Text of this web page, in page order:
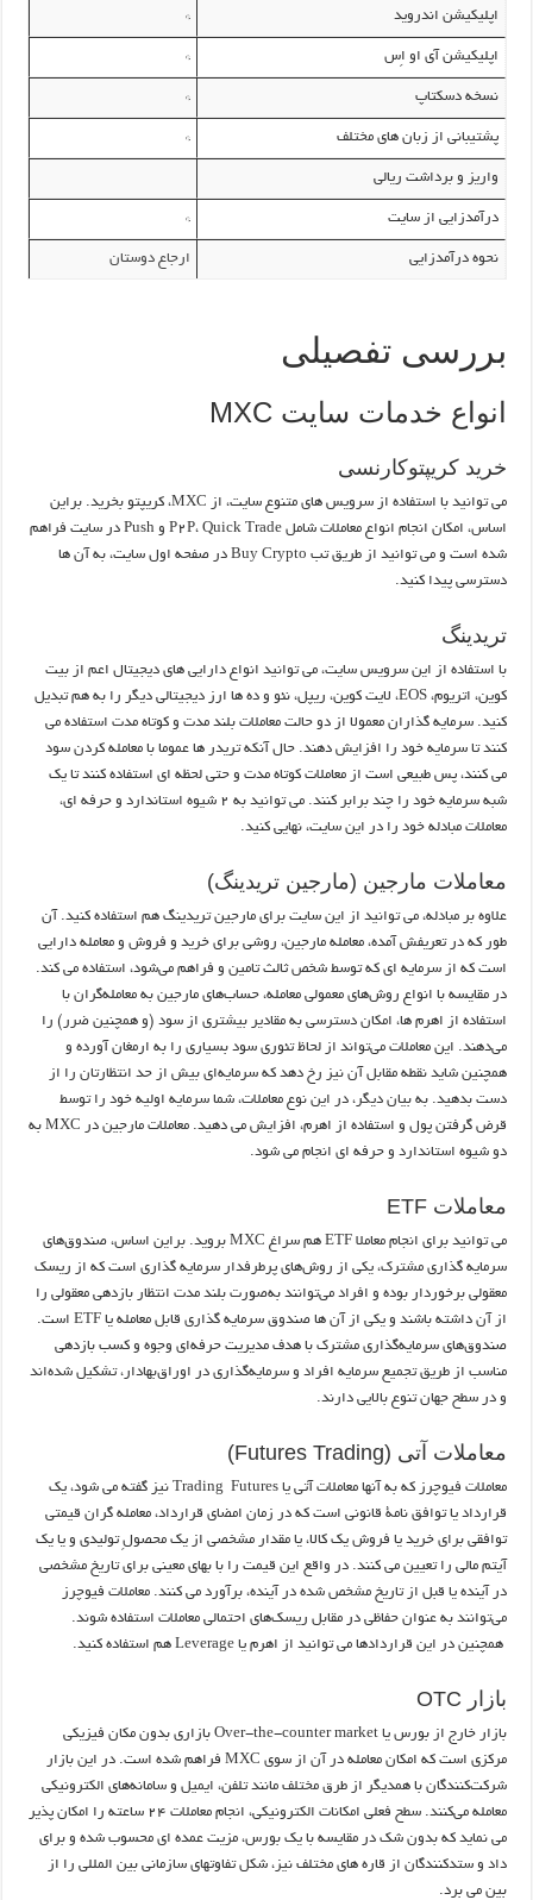
اپلیکیشن اندروید *
اپلیکیشن آی او اِس *
نسخه دسکتاپ *
پشتیبانی از زبان های مختلف *
واریز و برداشت ریالی
درآمدزایی از سایت *
نحوه درآمدزایی ارجاع دوستان
بررسی تفصیلی
انواع خدمات سایت MXC
خرید کریپتوکارنسی
می توانید با استفاده از سرویس های متنوع سایت، از MXC، کریپتو بخرید. براین
اساس، امکان انجام انواع معاملات شامل P2P، Quick Trade و Push در سایت فراهم
شده است و می توانید از طریق تب Buy Crypto در صفحه اول سایت، به آن ها
دسترسی پیدا کنید.
تریدینگ
با استفاده از این سرویس سایت، می توانید انواع دارایی های دیجیتال اعم از بیت
کوین، اتریوم، EOS، لایت کوین، ریپل، نئو و ده ها ارز دیجیتالی دیگر را به هم تبدیل
کنید. سرمایه گذاران معمولا از دو حالت معاملات بلند مدت و کوتاه مدت استفاده می
کنند تا سرمایه خود را افزایش دهند. حال آنکه تریدر ها عموما با معامله کردن سود
می کنند، پس طبیعی است از معاملات کوتاه مدت و حتی لحظه ای استفاده کنند تا یک
شبه سرمایه خود را چند برابر کنند. می توانید به ۲ شیوه استاندارد و حرفه ای،
معاملات مبادله خود را در این سایت، نهایی کنید.
معاملات مارجین (مارجین تریدینگ)
علاوه بر مبادله، می توانید از این سایت برای مارجین تریدینگ هم استفاده کنید. آن
طور که در تعریفش آمده، معامله مارجین، روشی برای خرید و فروش و معامله دارایی
است که از سرمایه ‌ای که توسط شخص ثالث تامین و فراهم می‌شود، استفاده می کند.
در مقایسه با انواع روش‌های معمولی معامله، حساب‌های مارجین به معامله‌گران با
استفاده از اهرم‌ ها، امکان دسترسی به مقادیر بیشتری از سود (و همچنین ضرر) را
می‌دهند. این معاملات می‌تواند از لحاظ تئوری سود بسیاری را به ارمغان آورده و
همچنین شاید نقطه مقابل آن نیز رخ دهد که سرمایه‌ای بیش از حد انتظارتان را از
دست بدهید. به بیان دیگر، در این نوع معاملات، شما سرمایه اولیه خود را توسط
قرض گرفتن پول و استفاده از اهرم، افزایش می ‌دهید. معاملات مارجین در MXC به
دو شیوه استاندارد و حرفه ای انجام می شود.
معاملات ETF
می توانید برای انجام معاملا ETF هم سراغ MXC بروید. براین اساس، صندوق‌های
سرمایه گذاری مشترک، یکی از روش‌های پرطرفدار سرمایه‌ گذاری است که از ریسک
معقولی برخوردار بوده و افراد می‌توانند به‌صورت بلند مدت انتظار بازدهی معقولی را
از آن داشته باشند و یکی از آن ها صندوق سرمایه گذاری قابل معامله یا ETF است.
صندوق‌های سرمایه‌گذاری مشترک با هدف مدیریت حرفه‌ای وجوه و کسب بازدهی
مناسب از طریق تجمیع سرمایه‌ افراد و سرمایه‌گذاری در اوراق‌بهادار، تشکیل شده‌اند
و در سطح جهان تنوع بالایی دارند.
معاملات آتی (Futures Trading)
معاملات فیوچرز که به آنها معاملات آتی یا Trading Futures نیز گفته می شود، یک
قرارداد یا توافق نامۀ قانونی است که در زمان امضای قرارداد، معامله گران قیمتی
توافقی برای خرید یا فروش یک کالا، یا مقدار مشخصی از یک محصولِ تولیدی و یا یک
آیتم مالی را تعیین می کنند. در واقع این قیمت را با بهای معینی برای تاریخ مشخصی
در آینده یا قبل از تاریخ مشخص شده در آینده، برآورد می کنند. معاملات فیوچرز
می‌توانند به عنوان حفاظی در مقابل ریسک‌های احتمالی معاملات استفاده شوند.
همچنین در این قراردادها می توانید از اهرم یا Leverage هم استفاده کنید.
بازار OTC
بازار خارج از بورس یا Over-the-counter market بازاری بدون مکان فیزیکی
مرکزی است که امکان معامله در آن از سوی MXC فراهم شده است. در این بازار
شرکت‌کنندگان با همدیگر از طرق مختلف مانند تلفن، ایمیل و سامانه‌های الکترونیکی
معامله می‌کنند. سطح فعلی امکانات الکترونیکی، انجام معاملات ۲۴ ساعته را امکان پذیر
می نماید که بدون شک در مقایسه با یک بورس، مزیت عمده ای محسوب شده و برای
داد و ستدکنندگان از قاره های مختلف نیز، شکل تفاوتهای سازمانی بین المللی را از
بین می برد.